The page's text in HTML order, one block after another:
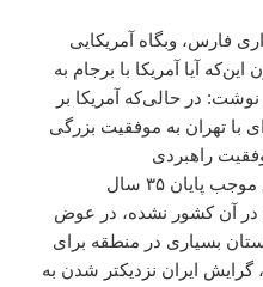
فارس، وبگاه آمریکایی
آیا آمریکا با برجام به
در حالی‌که آمریکا بر
با تهران به موفقیت بزرگی
راهبردی
انگاشت،سخت است. این توافق موجب پایان ۳۵ سال
در آن کشور نشده، در عوض
بسیاری در منطقه برای
ایران نزدیکتر شدن به